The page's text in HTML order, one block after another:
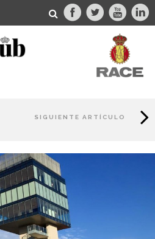
SIGUIENTE ARTÍCULO